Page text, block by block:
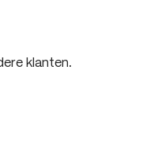
klanten.